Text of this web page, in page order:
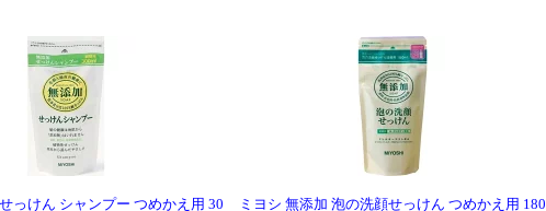
っけん シャンプー つめかえ用 30
ミヨシ 無添加 泡の洗顔せっけん つめかえ用 180